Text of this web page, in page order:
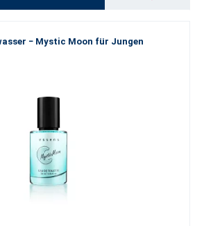
− Mystic Moon für Jungen